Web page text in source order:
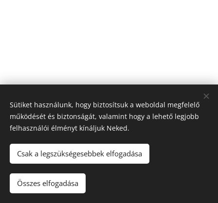
© 2022 Minden jog fenntartva
Sütiket használunk, hogy biztosítsuk a weboldal megfelelő
működését és biztonságát, valamint hogy a lehető legjobb
felhasználói élményt kínáljuk Neked.
Csak a legszükségesebbek elfogadása
Összes elfogadása